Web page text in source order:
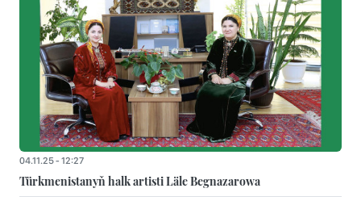
04.11.25 - 12:27
Türkmenistanyň halk artisti Läle Begnazarowa